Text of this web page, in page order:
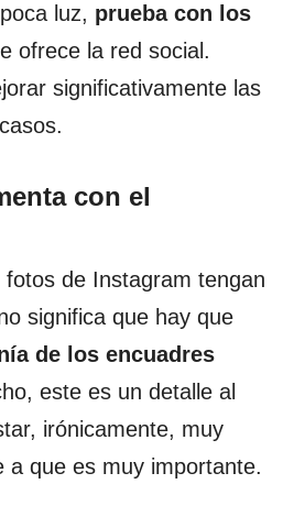
luz, prueba con los
ofrece la red social.
significativamente las
con el
de Instagram tengan
significa que hay que
de los encuadres
este es un detalle al
irónicamente, muy
a que es muy importante.